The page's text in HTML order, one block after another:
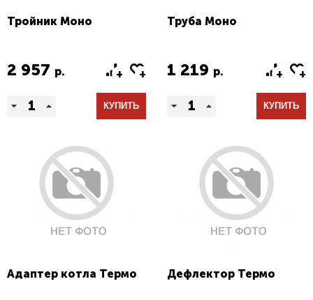
Тройник Моно
2 957 р.
КУПИТЬ
Труба Моно
1 219 р.
КУПИТЬ
Адаптер котла Термо Дефлектор Термо